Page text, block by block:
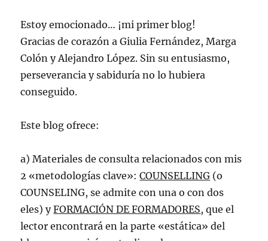
Estoy emocionado… ¡mi primer blog!
Gracias de corazón a Giulia Fernández, Marga
Colón y Alejandro López. Sin su entusiasmo,
perseverancia y sabiduría no lo hubiera
conseguido.
Este blog ofrece:
a) Materiales de consulta relacionados con mis
2 «metodologías clave»:COUNSELLING (o
COUNSELING, se admite con una o con dos
eles) yFORMACIÓN DE FORMADORES, que el
lector encontrará en la parte «estática» del